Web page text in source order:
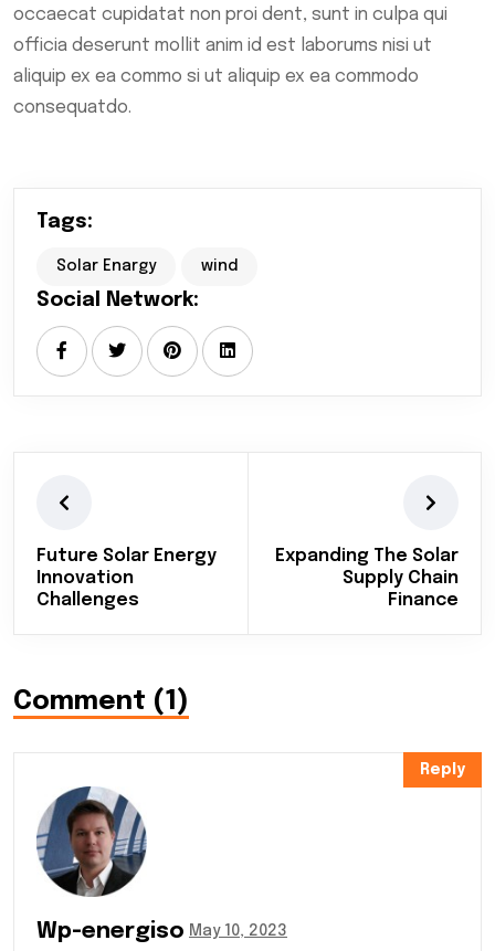
occaecat cupidatat non proi dent, sunt in culpa qui
officia deserunt mollit anim id est laborums nisi ut
aliquip ex ea commo si ut aliquip ex ea commodo
consequatdo.
Tags:
Solar Enargy wind
Social Network:
Future Solar Energy
Innovation
Challenges
Expanding The Solar
Supply Chain
Finance
Comment (1)
Wp-energiso May 10, 2023
Reply